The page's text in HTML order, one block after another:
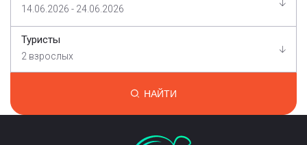
14.06.2026 - 24.06.2026
Туристы
2 взрослых
НАЙТИ